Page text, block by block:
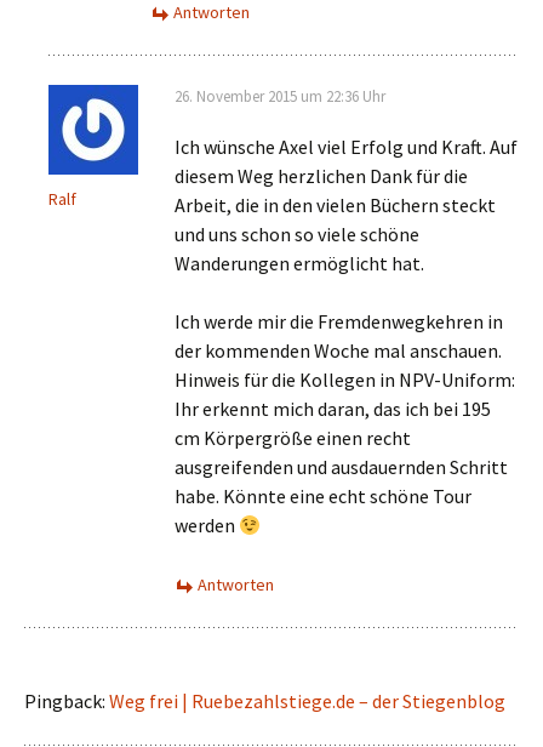
Antworten
Ralf
26. November 2015 um 22:36 Uhr
Ich wünsche Axel viel Erfolg und Kraft. Auf
diesem Weg herzlichen Dank für die
Arbeit, die in den vielen Büchern steckt
und uns schon so viele schöne
Wanderungen ermöglicht hat.
Ich werde mir die Fremdenwegkehren in
der kommenden Woche mal anschauen.
Hinweis für die Kollegen in NPV-Uniform:
Ihr erkennt mich daran, das ich bei 195
cm Körpergröße einen recht
ausgreifenden und ausdauernden Schritt
habe. Könnte eine echt schöne Tour
werden
Antworten
Pingback: Weg frei | Ruebezahlstiege.de – der Stiegenblog